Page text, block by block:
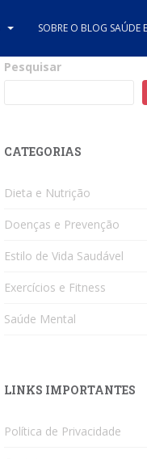
SOBRE O BLOG SAÚDE
Pesquisar
CATEGORIAS
Dieta e Nutrição
Doenças e Prevenção
Estilo de Vida Saudável
Exercícios e Fitness
Saúde Mental
LINKS IMPORTANTES
Política de Privacidade